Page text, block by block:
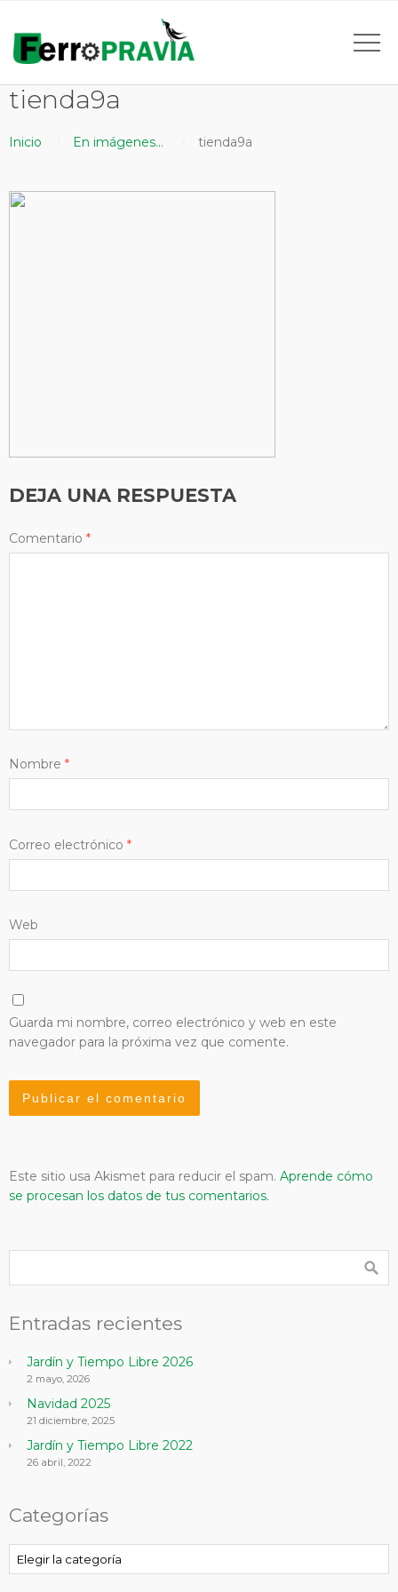
tienda9a
Inicio En imágenes… tienda9a
DEJA UNA RESPUESTA
Comentario *
Nombre *
Correo electrónico *
Web
Guarda mi nombre, correo electrónico y web en este
navegador para la próxima vez que comente.
Este sitio usa Akismet para reducir el spam. Aprende cómo
se procesan los datos de tus comentarios.
Entradas recientes
Jardín y Tiempo Libre 2026
2 mayo, 2026
Navidad 2025
21 diciembre, 2025
Jardín y Tiempo Libre 2022
26 abril, 2022
Categorías
Categorías